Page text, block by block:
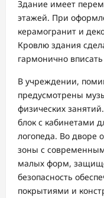
Здание имеет
этажей. При
керамогранит и
Кровлю здания
гармонично
В учреждении,
предусмотрены
физических
блок с кабинетами
логопеда. Во дворе
зоны с
малых форм,
безопасность
покрытиями и